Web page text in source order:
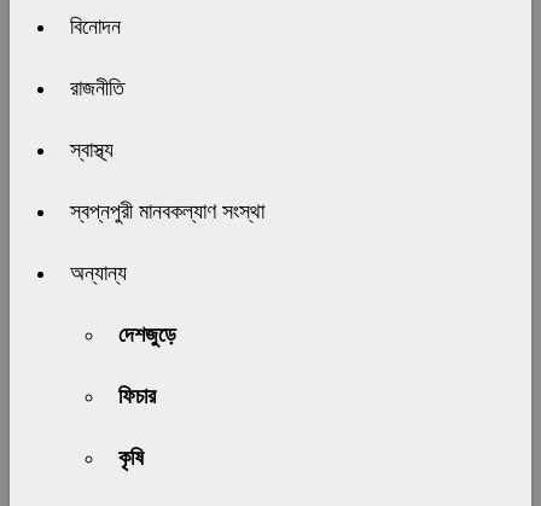
বিনোদন
রাজনীতি
স্বাস্থ্য
স্বপ্নপুরী মানবকল্যাণ সংস্থা
অন্যান্য
দেশজুড়ে
ফিচার
কৃষি